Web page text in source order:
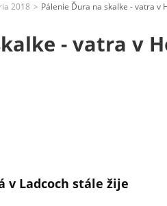
2018 > Pálenie Ďura na skalke - vatra v
- vatra v
v Ladcoch stále žije